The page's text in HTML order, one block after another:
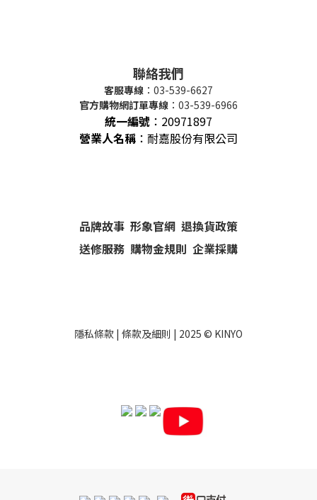
聯絡我們
客服專線 ：03-539-6627
官方購物網訂單專線 ：03-539-6966
統一編號 ： 20971897
營業人名稱 ：耐嘉股份有限公司
品牌故事 形象官網 退換貨政策
送修服務 購物金規則 企業採購
隱私條款 | 條款及細則 | 2025 © KINYO